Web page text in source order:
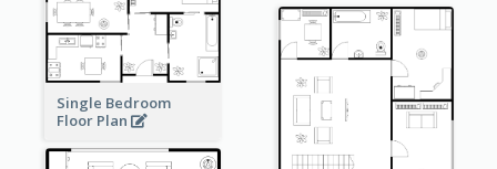
Single Bedroom
Floor Plan